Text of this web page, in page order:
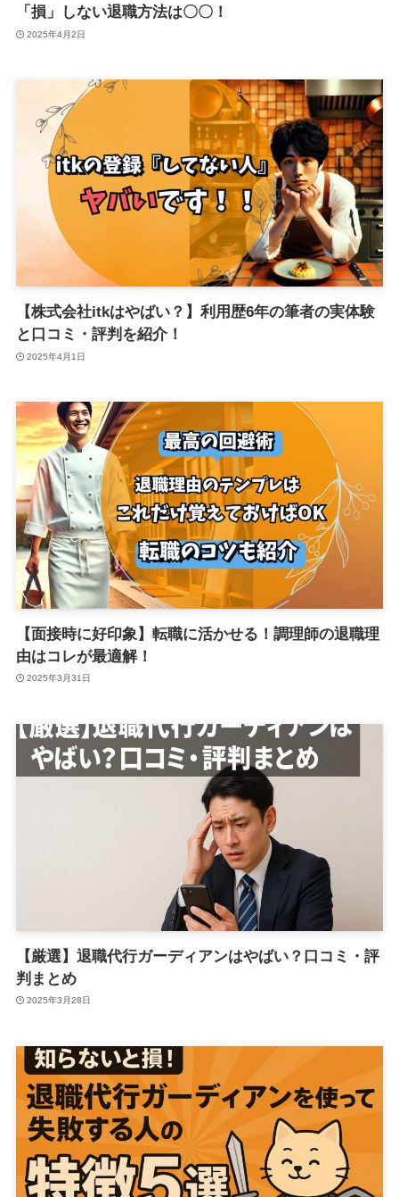
「損」しない退職方法は〇〇！
2025年4月2日
【株式会社itkはやばい？】利用歴6年の筆者の実体験
と口コミ・評判を紹介！
2025年4月1日
【面接時に好印象】転職に活かせる！調理師の退職理
由はコレが最適解！
2025年3月31日
【厳選】退職代行ガーディアンはやばい？口コミ・評
判まとめ
2025年3月28日